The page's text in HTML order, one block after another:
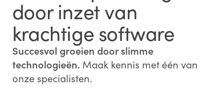
door inzet van
krachtige software
Succesvol groeien door slimme
technologieën. Maak kennis met één van
onze specialisten.